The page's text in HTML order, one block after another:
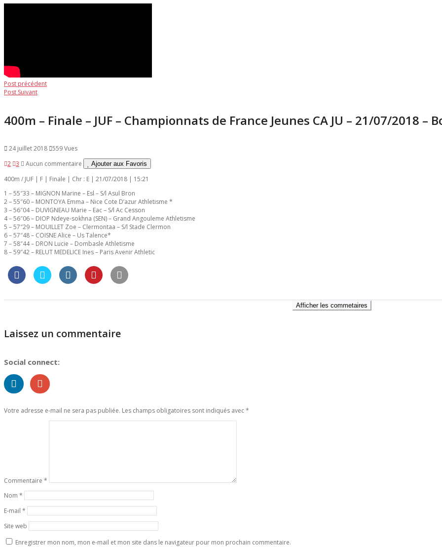
Navigation
l’article
Post précédentPost
Post SuivantPost
400m – Finale – JUF – Championnats de France Jeunes CA JU – 21/07/2018 –
24 juillet 2018 559 Vues
2 3 Aucun commentaire Ajouter aux Favoris
400m / JUF | F | Finale | Chr : E | 21/07/2018 | 15:21
1 – 55″33 – MIGNON Marine – Esl – S/l Asul Bron
2 – 55″60 – MONTOYA Emma – Nice Cote D’azur Athletisme *
3 – 56″04 – DUVIGNEAU Marie – Eac – S/l Ac Cesson
4 – 56″06 – DIOP Ndeye-sokhna (SEN) – Grand Angouleme Athletisme
5 – 57″29 – MOUILLET Zoe – Clermontaa – S/l Stade Clermon
6 – 57″48 – COISNE Alice – Us Talence*
7 – 58″44 – DRON Lucie – Dombasle Athletisme
8 – 59″42 – RELUT MEDELICE Ines – Paris Avenir Athletic
Afficher les commetaires
Laissez un commentaire
Social connect:
Votre adresse e-mail ne sera pas publiée. Les champs obligatoires sont indiqués avec*
Commentaire *
Nom *
E-mail *
Site web
Enregistrer mon nom, mon e-mail et mon site dans le navigateur pour mon prochain commentaire.